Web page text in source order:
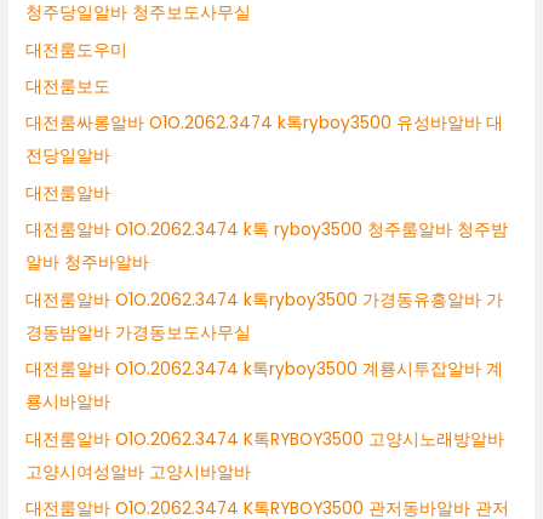
청주당일알바 청주보도사무실
대전룸도우미
대전룸보도
대전룸싸롱알바 O1O.2062.3474 k톡ryboy3500 유성바알바 대
전당일알바
대전룸알바
대전룸알바 O1O.2062.3474 k톡 ryboy3500 청주룸알바 청주밤
알바 청주바알바
대전룸알바 O1O.2062.3474 k톡ryboy3500 가경동유흥알바 가
경동밤알바 가경동보도사무실
대전룸알바 O1O.2062.3474 k톡ryboy3500 계룡시투잡알바 계
룡시바알바
대전룸알바 O1O.2062.3474 K톡RYBOY3500 고양시노래방알바
고양시여성알바 고양시바알바
대전룸알바 O1O.2062.3474 K톡RYBOY3500 관저동바알바 관저